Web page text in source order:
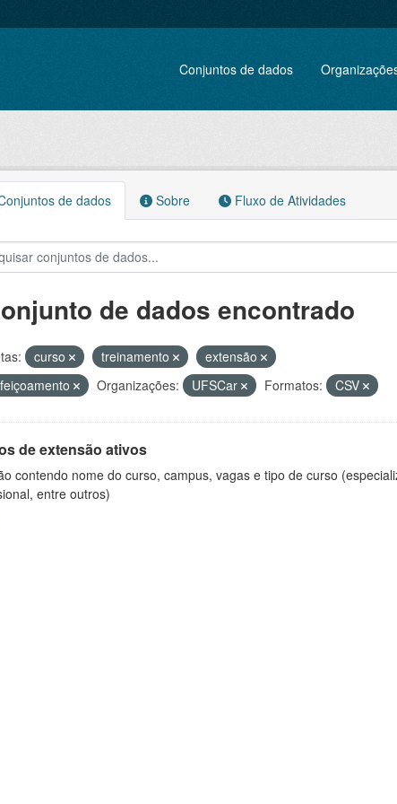
Conjuntos de dados
de dados Sobre Fluxo de Atividades
de dados encontrado
curso treinamento
extensão
Organizações: UFSCar Formatos: CSV
de extensão ativos
contendo nome do curso, campus, vagas e tipo de curso
entre outros)